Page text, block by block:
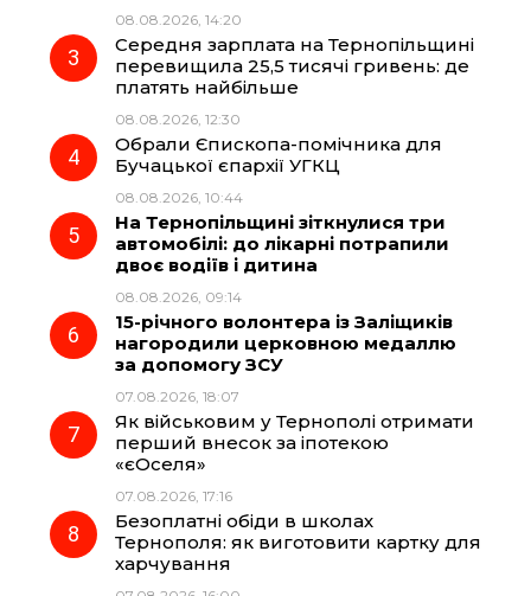
k
a
m
08.08.2026, 14:20
Середня зарплата на Тернопільщині
перевищила 25,5 тисячі гривень: де
платять найбільше
08.08.2026, 12:30
Обрали Єпископа-помічника для
Бучацької єпархії УГКЦ
08.08.2026, 10:44
На Тернопільщині зіткнулися три
автомобілі: до лікарні потрапили
двоє водіїв і дитина
08.08.2026, 09:14
15-річного волонтера із Заліщиків
нагородили церковною медаллю
за допомогу ЗСУ
07.08.2026, 18:07
Як військовим у Тернополі отримати
перший внесок за іпотекою
«єОселя»
07.08.2026, 17:16
Безоплатні обіди в школах
Тернополя: як виготовити картку для
харчування